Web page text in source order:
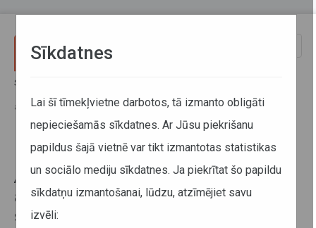
Sākums
autobusu maršrutu kustības sarakstos
Pietura Blankas tiks iekļauta trīs
Aizkraukles novada reģionālo
autobusu maršrutu kustības
sarakstos
Sīkdatnes
Lai šī tīmekļvietne darbotos, tā izmanto obligāti
nepieciešamās sīkdatnes. Ar Jūsu piekrišanu
papildus šajā vietnē var tikt izmantotas statistikas
un sociālo mediju sīkdatnes. Ja piekrītat šo papildu
sīkdatņu izmantošanai, lūdzu, atzīmējiet savu
izvēli: